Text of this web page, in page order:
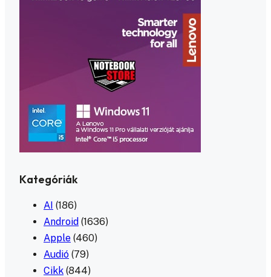
Kategóriák
AI (186)
Android (1636)
Apple (460)
Audió (79)
Cikk (844)